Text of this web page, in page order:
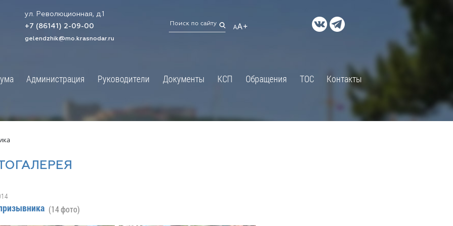
ул. Революционная, д.1
+7 (86141) 2-09-00
gelendzhik@mo.krasnodar.ru
АA+
Администрация Руководители Документы КСП Обращения ТОС Контакты
×
информация
организации
График приёмов граждан
депутатами
ДОКУМЕНТЫ
Правовые акты и их экспертиза
Экспертиза действующих
нормативных правовых актов
Оценка применения
(14 фото)